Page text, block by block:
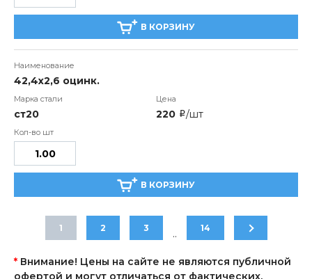
В КОРЗИНУ
42,4х2,6 оцинк.
ст20 220 i/шт
В КОРЗИНУ
1 2 3 .. 14
* Внимание! Цены на сайте не являются публичной
офертой и могут отличаться от фактических.